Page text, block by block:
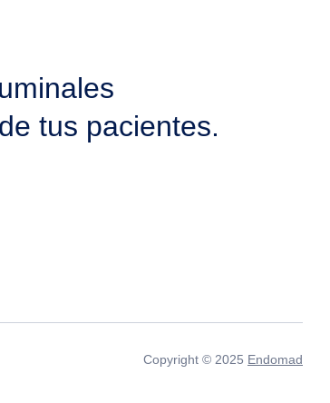
tus pacientes.
Copyright © 2025 Endomad